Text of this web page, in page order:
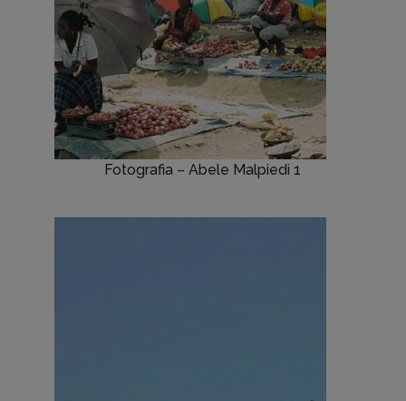
Fotografia – Abele Malpiedi 1